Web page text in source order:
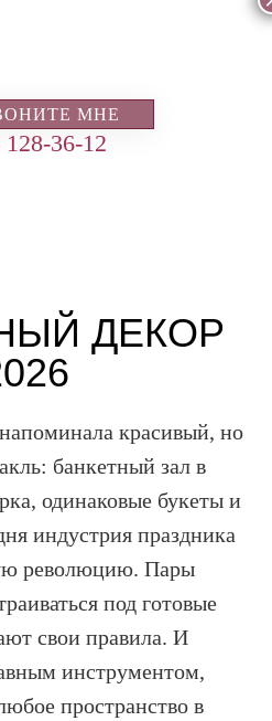
МНЕ
36-12
ДЕКОР
красивый, но
банкетный зал в
одинаковые букеты и
индустрия праздника
революцию. Пары
под готовые
свои правила. И
инструментом,
пространство в